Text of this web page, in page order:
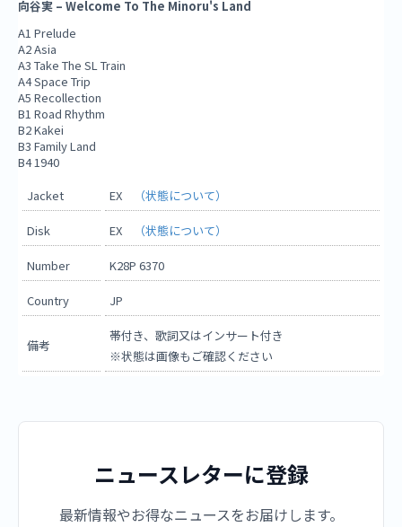
向谷実 – Welcome To The Minoru's Land
A1 Prelude
A2 Asia
A3 Take The SL Train
A4 Space Trip
A5 Recollection
B1 Road Rhythm
B2 Kakei
B3 Family Land
B4 1940
Jacket
EX （状態について）
Disk EX （状態について）
Number K28P 6370
Country JP
備考
帯付き、歌詞又はインサート付き
※状態は画像もご確認ください
ニュースレターに登録
最新情報やお得なニュースをお届けします。